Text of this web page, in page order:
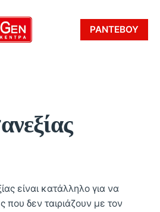
ΡΑΝΤΕΒΟΥ
είναι κατάλληλο για να
που δεν ταιριάζουν με τον